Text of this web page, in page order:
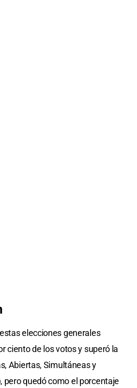
elecciones generales
ciento de los votos y superó la
Abiertas, Simultáneas y
pero quedó como el porcentaje